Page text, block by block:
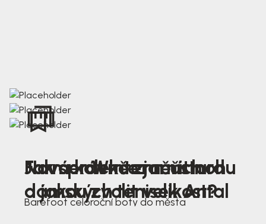
Nová kolekce jarních
dámských tenisek Antal
Jak správně změřit nohu
a jakou zvolit velikost?
Farmer Winter mustard
Barefoot celoroční boty do města